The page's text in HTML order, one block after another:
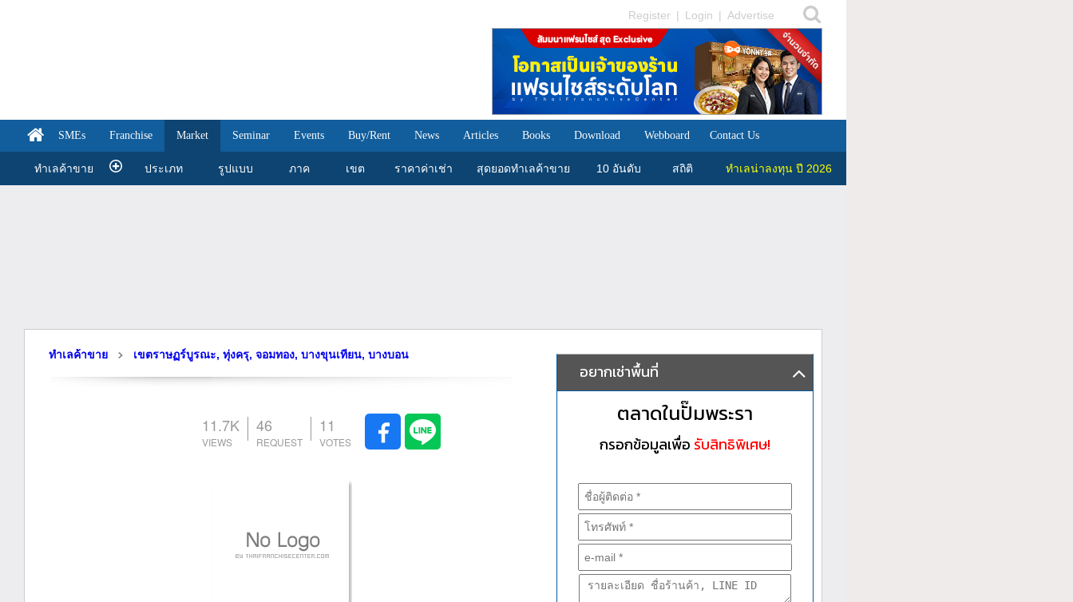
Register | Login | Advertise
SMEs Franchise Market Seminar Events Buy/Rent News Articles Books Download Webboard Contact Us
ทำเลค้าขาย ประเภท รูปแบบ ภาค เขต ราคาค่าเช่า สุดยอดทำเลค้าขาย 10 อันดับ สถิติ ทำเลน่าลงทุน ปี 2026
ทำเลค้าขาย เขตราษฏร์บูรณะ, ทุ่งครุ, จอมทอง, บางขุนเทียน, บางบอน
11.7K 46 11
อยากเช่าพื้นที่
ตลาดในปั๊มพระรา
กรอกข้อมูลเพื่อ รับสิทธิพิเศษ!